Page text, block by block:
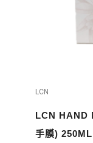
LCN
LCN HAND
手膜) 250ML